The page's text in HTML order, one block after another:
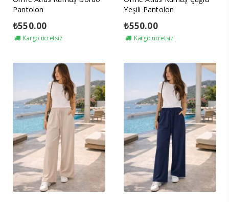
Pantolon
₺550.00
Kargo ücretsiz
Yeşili Pantolon
₺550.00
Kargo ücretsiz